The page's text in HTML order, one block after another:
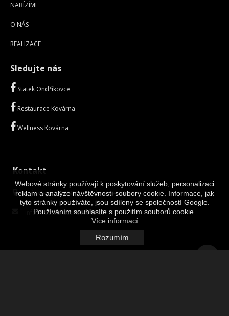
NABÍZÍME
O NÁS
REALIZACE
Sledujte nás
Statek Ondříkovce
Restaurace Kovárna
Wellness Kovárna
Kontakt
Frýdštejn 47, 468 32 Hodkovice n. M.
info@restauracekovarna.cz
Webové stránky používají k poskytování služeb, personalizaci
reklam a analýze návštěvnosti soubory cookie. Informace, jak
tyto stránky používáte, jsou sdíleny se společností Google.
Používáním souhlasíte s použitím souborů cookie.
Více informací
Rozumím